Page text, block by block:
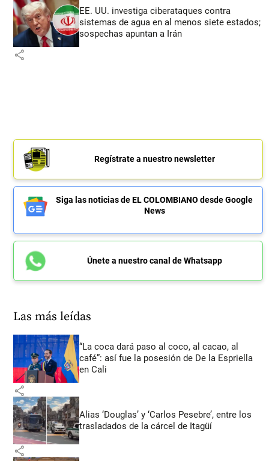
EE. UU. investiga ciberataques contra
sistemas de agua en al menos siete estados;
sospechas apuntan a Irán
share
Regístrate a nuestro newsletter
Siga las noticias de EL COLOMBIANO desde Google
News
Únete a nuestro canal de Whatsapp
Las más leídas
“La coca dará paso al coco, al cacao, al
café”: así fue la posesión de De la Espriella
en Cali
share
Alias ‘Douglas’ y ‘Carlos Pesebre’, entre los
trasladados de la cárcel de Itagüí
share